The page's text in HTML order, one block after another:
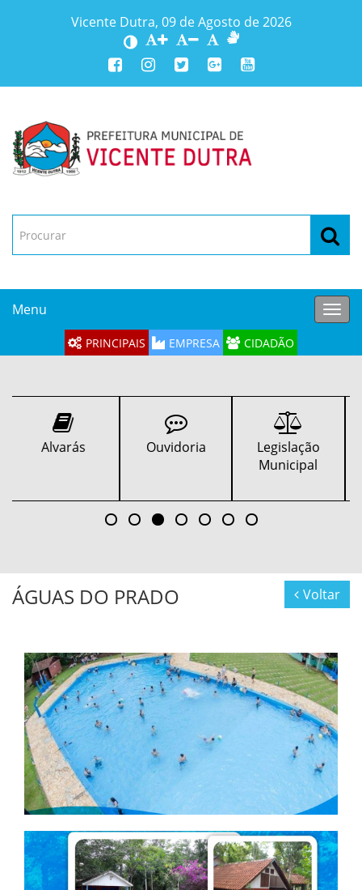
Vicente Dutra, 09 de Agosto de 2026
Menu
PRINCIPAIS EMPRESA CIDADÃO
Ouvidoria
Legislação
Contratos
ÁGUAS DO PRADO Voltar